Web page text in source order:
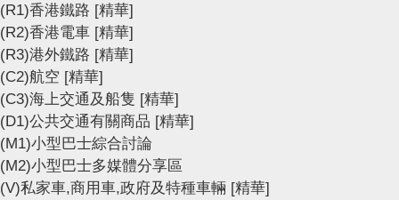
(R1)香港鐵路 [精華]
(R2)香港電車 [精華]
(R3)港外鐵路 [精華]
(C2)航空 [精華]
(C3)海上交通及船隻 [精華]
(D1)公共交通有關商品 [精華]
(M1)小型巴士綜合討論
(M2)小型巴士多媒體分享區
(V)私家車,商用車,政府及特種車輛 [精華]